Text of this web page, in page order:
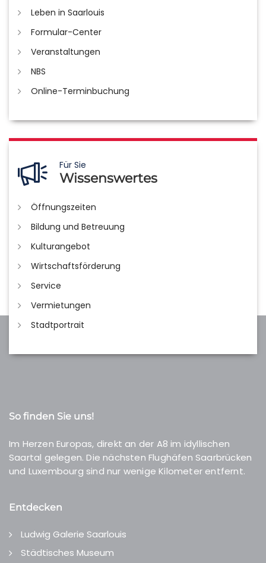
Leben in Saarlouis
Formular-Center
Veranstaltungen
NBS
Online-Terminbuchung
Für Sie
Wissenswertes
Öffnungszeiten
Bildung und Betreuung
Kulturangebot
Wirtschaftsförderung
Service
Vermietungen
Stadtportrait
So finden Sie uns!
Im Herzen Europas, direkt an der A8 im idyllischen
Saartal gelegen. Die nächsten Flughäfen Saarbrücken
und Luxembourg sind nur wenige Kilometer entfernt.
Entdecken
Ludwig Galerie Saarlouis
Städtisches Museum